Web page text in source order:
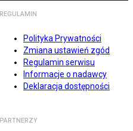
REGULAMIN
Polityka Prywatności
Zmiana ustawień zgód
Regulamin serwisu
Informacje o nadawcy
Deklaracja dostępności
PARTNERZY